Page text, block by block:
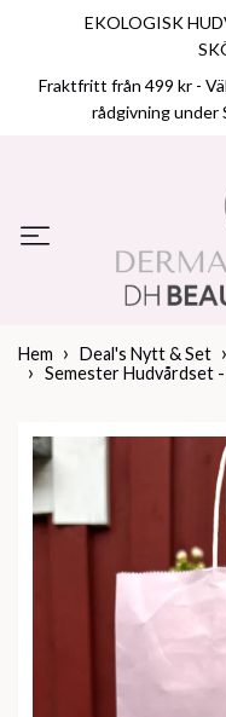
EKOLOGISK
Fraktfritt från 499 kr -
rådgivning under
Hem Deal's Nytt & Set
Semester Hudvårdset